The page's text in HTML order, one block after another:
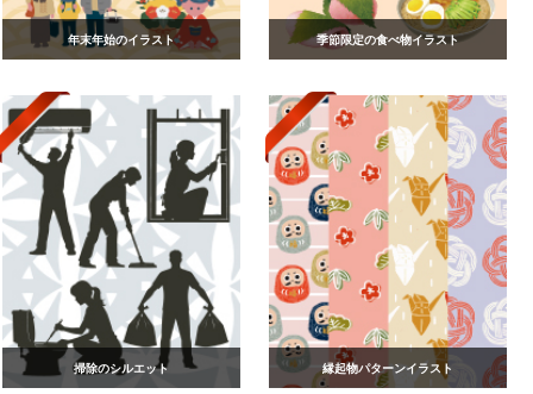
年末年始のイラスト 季節限定の食べ物イラスト
掃除のシルエット 縁起物パターンイラスト